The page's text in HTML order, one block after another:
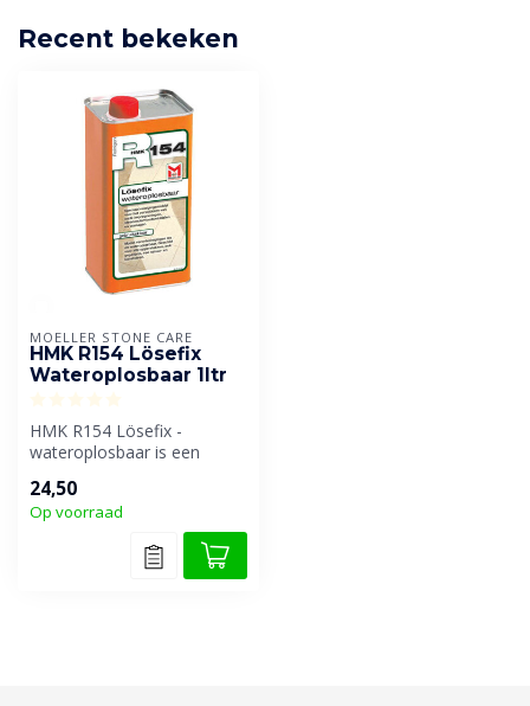
Recent bekeken
MOELLER STONE CARE
HMK R154 Lösefix
Wateroplosbaar 1ltr
HMK R154 Lösefix -
wateroplosbaar is een
reinigingsmidde...
24,50
Op voorraad